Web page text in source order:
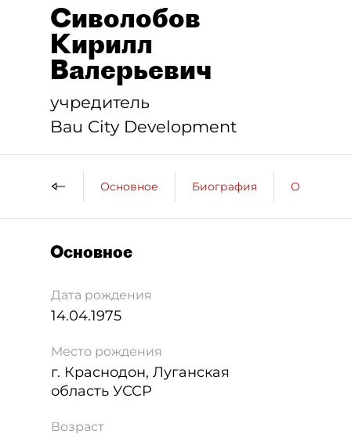
Сиволобов
Кирилл
Валерьевич
учредитель
Bau City Development
Основное Биография
Основное
Дата рождения
14.04.1975
Место рождения
г. Краснодон, Луганская
область УССР
Возраст